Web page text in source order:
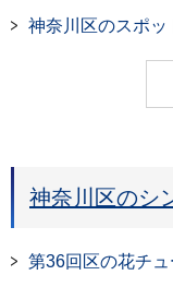
神奈川区のスポッ
神奈川区のシ
第36回区の花チュ